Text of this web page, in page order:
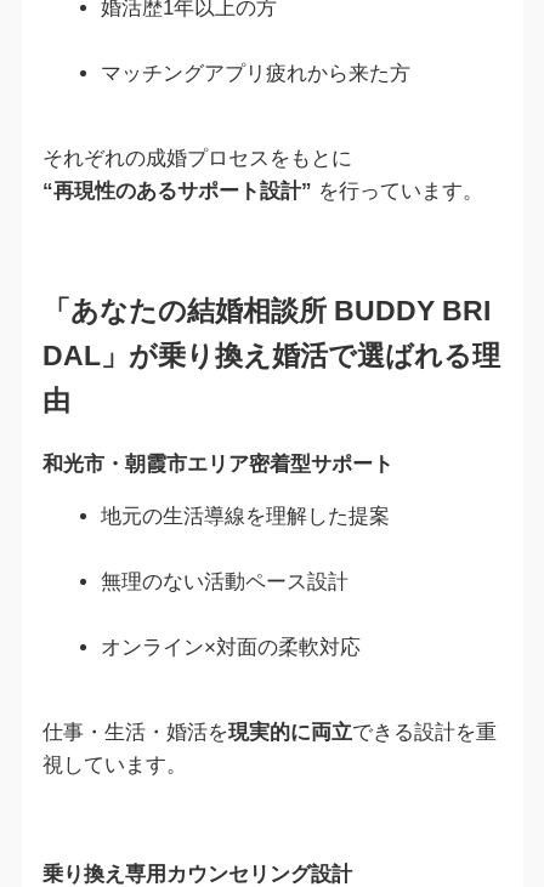
婚活歴1年以上の方
マッチングアプリ疲れから来た方
それぞれの成婚プロセスをもとに
“再現性のあるサポート設計” を行っています。
「あなたの結婚相談所 BUDDY BRI
DAL」が乗り換え婚活で選ばれる理
由
和光市・朝霞市エリア密着型サポート
地元の生活導線を理解した提案
無理のない活動ペース設計
オンライン×対面の柔軟対応
仕事・生活・婚活を現実的に両立できる設計を重
視しています。
乗り換え専用カウンセリング設計